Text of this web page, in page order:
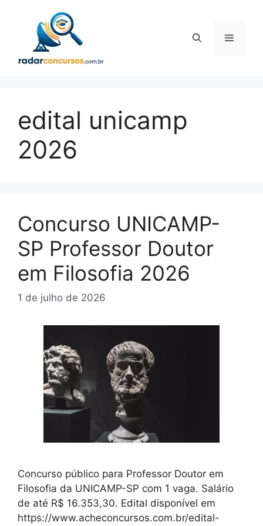
conteúdo
Menu
edital unicamp
2026
Concurso UNICAMP-
SP Professor Doutor
em Filosofia 2026
1 de julho de 2026
Concurso público para Professor Doutor em
Filosofia da UNICAMP-SP com 1 vaga. Salário
de até R$ 16.353,30. Edital disponível em
https://www.acheconcursos.com.br/edital-